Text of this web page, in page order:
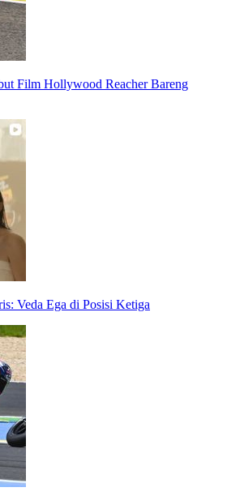
Film Hollywood Reacher Bareng
Veda Ega di Posisi Ketiga